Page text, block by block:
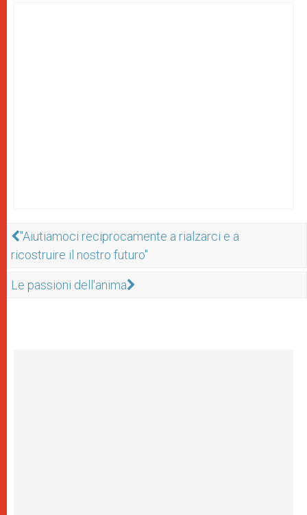
"Aiutiamoci reciprocamente a rialzarci e a
ricostruire il nostro futuro"
Le passioni dell'anima